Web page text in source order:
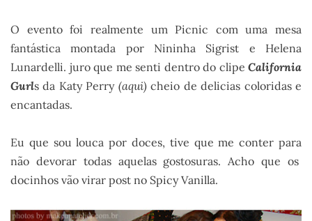
O evento foi realmente um Picnic com uma mesa
fantástica montada por Nininha Sigrist e Helena
Lunardelli. juro que me senti dentro do clipe California
Gurls da Katy Perry (aqui)cheio de delicias coloridas e
encantadas.
Eu que sou louca por doces, tive que me conter para
não devorar todas aquelas gostosuras. Acho que os
docinhos vão virar post no Spicy Vanilla.